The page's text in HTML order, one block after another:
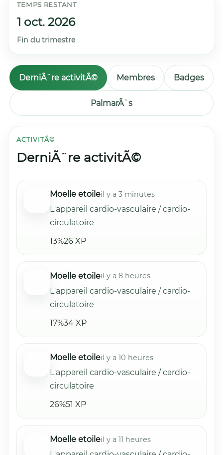
TEMPS RESTANT
1 oct. 2026
Fin du trimestre
DerniÃ¨re activitÃ© Membres Badges
PalmarÃ¨s
ACTIVITÃ©
DerniÃ¨re activitÃ©
Moelle etoileil y a 3 minutes
L'appareil cardio-vasculaire / cardio-
circulatoire
13%26 XP
Moelle etoileil y a 8 heures
L'appareil cardio-vasculaire / cardio-
circulatoire
17%34 XP
Moelle etoileil y a 10 heures
L'appareil cardio-vasculaire / cardio-
circulatoire
26%51 XP
Moelle etoileil y a 11 heures